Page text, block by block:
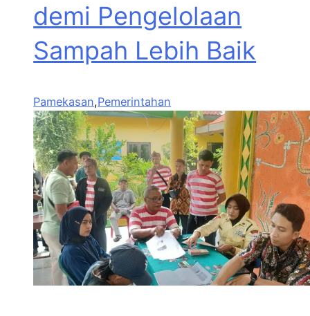
demi Pengelolaan
Sampah Lebih Baik
Pamekasan,Pemerintahan